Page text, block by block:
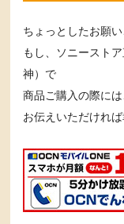
ちょっとしたお願い
もし、ソニースト
神）で
商品ご購入の際に
お伝えいただければ